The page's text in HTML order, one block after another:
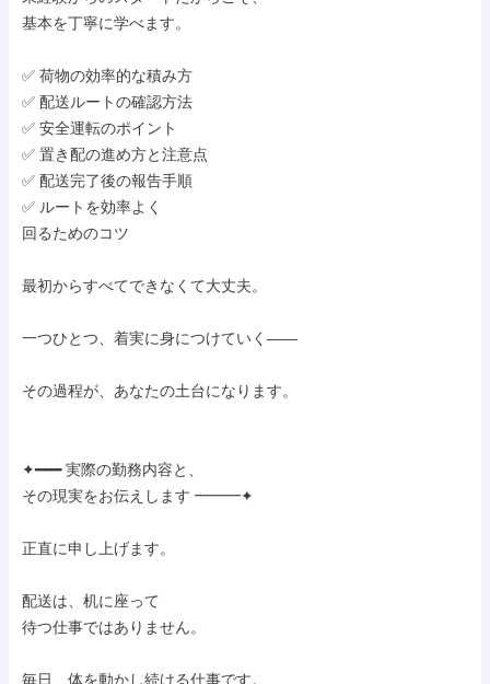
基本を丁寧に学べます。
✅ 荷物の効率的な積み方
✅ 配送ルートの確認方法
✅ 安全運転のポイント
✅ 置き配の進め方と注意点
✅ 配送完了後の報告手順
✅ ルートを効率よく
回るためのコツ
最初からすべてできなくて大丈夫。
一つひとつ、着実に身につけていく——
その過程が、あなたの土台になります。
✦━━━ 実際の勤務内容と、
その現実をお伝えします ━━━✦
正直に申し上げます。
配送は、机に座って
待つ仕事ではありません。
毎日、体を動かし続ける仕事です。